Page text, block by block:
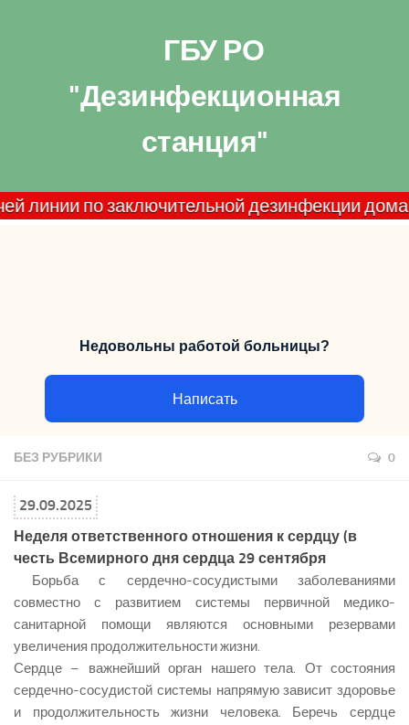
ГБУ РО
"Дезинфекционная
станция"
по заключительной дезинфекции
Недовольны работой больницы?
Написать
БЕЗ РУБРИКИ 0
29.09.2025
Неделя ответственного отношения к сердцу (в
честь Всемирного дня сердца 29 сентября
Борьба с сердечно-сосудистыми заболеваниями
совместно с развитием системы первичной медико-
санитарной помощи являются основными резервами
увеличения продолжительности жизни.
Сердце – важнейший орган нашего тела. От состояния
сердечно-сосудистой системы напрямую зависит здоровье
и продолжительность жизни человека. Беречь сердце